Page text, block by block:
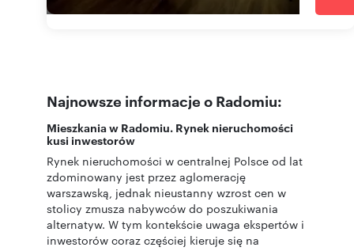
Najnowsze informacje o Radomiu:
Mieszkania w Radomiu. Rynek nieruchomości
kusi inwestorów
Rynek nieruchomości w centralnej Polsce od lat
zdominowany jest przez aglomerację
warszawską, jednak nieustanny wzrost cen w
stolicy zmusza nabywców do poszukiwania
alternatyw. W tym kontekście uwaga ekspertów i
inwestorów coraz częściej kieruje się na